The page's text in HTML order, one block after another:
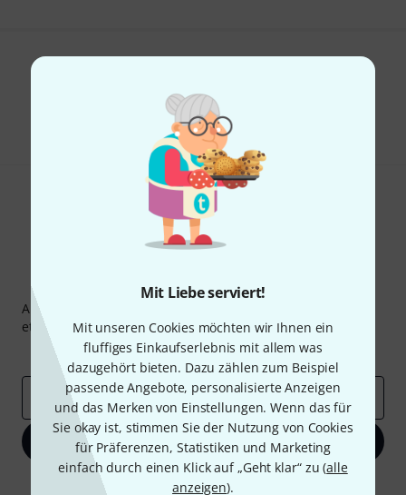
Mit Liebe serviert!
Mit unseren Cookies möchten wir Ihnen ein
fluffiges Einkaufserlebnis mit allem was
dazugehört bieten. Dazu zählen zum Beispiel
passende Angebote, personalisierte Anzeigen
und das Merken von Einstellungen. Wenn das für
Sie okay ist, stimmen Sie der Nutzung von Cookies
für Präferenzen, Statistiken und Marketing
einfach durch einen Klick auf „Geht klar“ zu (alle
anzeigen).
Hilfe & Feedback
Thomann Newsletter
Abonniere den Thomann Newsletter und gewinne mit
etwas Glück einen von50 Gutscheinenüber jeweils
Inspirierende Beiträge
Deals Thomann Insights
E-Mail-Adresse*
Jetzt anmelden
Mit Klick auf „Jetzt anmelden“ stimmen Sie dem Erhalt von E-Mail-